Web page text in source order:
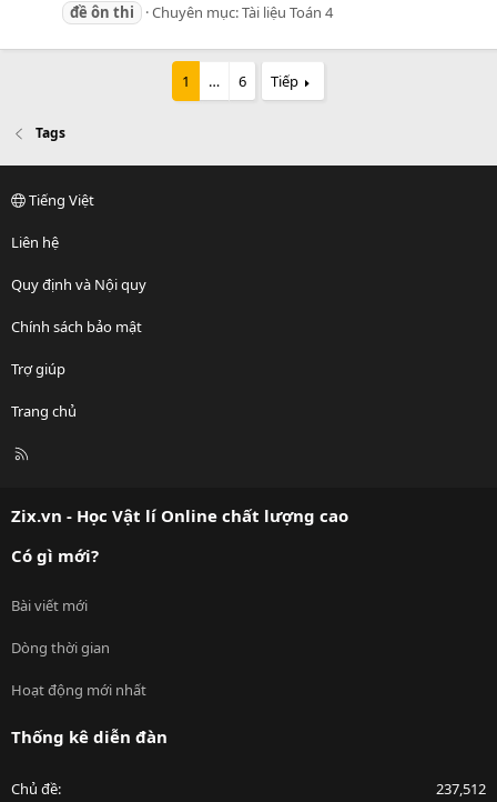
đề ôn thi Chuyên mục:Tài liệu Toán 4
1 … 6 Tiếp
Tags
Tiếng Việt
Liên hệ
Quy định và Nội quy
Chính sách bảo mật
Trợ giúp
Trang chủ
R
Zix.vn - Học Vật lí Online chất lượng cao
Có gì mới?
Bài viết mới
Dòng thời gian
Hoạt động mới nhất
Thống kê diễn đàn
Chủ đề 237,512